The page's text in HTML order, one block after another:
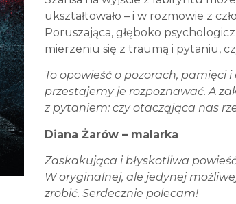
ukształtowało – i w rozmowie z
Poruszająca, głęboko
mierzeniu się z traumą i pytaniu,
To opowieść o pozorach, pamięci
przestajemy je rozpoznawać. A
z pytaniem: czy otacząjąca nas
Diana Żarów – malarka
Zaskakująca i błyskotliwa
W oryginalnej, ale jedynej
zrobić. Serdecznie polecam!